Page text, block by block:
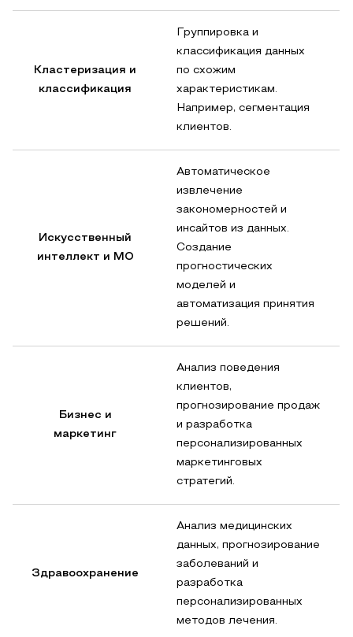
Кластеризация и
классификация
Группировка и
классификация данных
по схожим
характеристикам.
Например, сегментация
клиентов.
Искусственный
интеллект и МО
Автоматическое
извлечение
закономерностей и
инсайтов из данных.
Создание
прогностических
моделей и
автоматизация принятия
решений.
Бизнес и
маркетинг
Анализ поведения
клиентов,
прогнозирование продаж
и разработка
персонализированных
маркетинговых
стратегий.
Здравоохранение
Анализ медицинских
данных, прогнозирование
заболеваний и
разработка
персонализированных
методов лечения.